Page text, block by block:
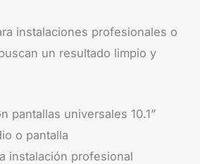
instalaciones profesionales o
un resultado limpio y
pantallas universales 10.1”
o pantalla
instalación profesional